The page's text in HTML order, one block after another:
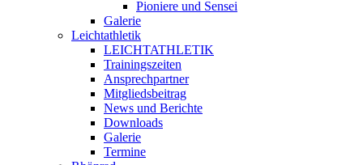
Pioniere und Sensei
Galerie
Leichtathletik
LEICHTATHLETIK
Trainingszeiten
Ansprechpartner
Mitgliedsbeitrag
News und Berichte
Downloads
Galerie
Termine